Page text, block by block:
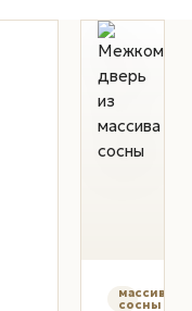
массив
сосны